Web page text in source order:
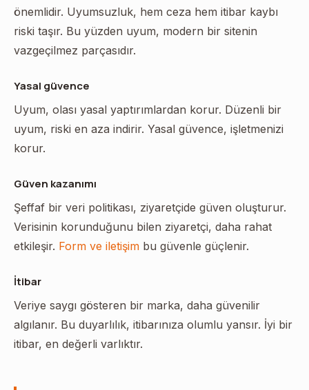
önemlidir. Uyumsuzluk, hem ceza hem itibar kaybı
riski taşır. Bu yüzden uyum, modern bir sitenin
vazgeçilmez parçasıdır.
Yasal güvence
Uyum, olası yasal yaptırımlardan korur. Düzenli bir
uyum, riski en aza indirir. Yasal güvence, işletmenizi
korur.
Güven kazanımı
Şeffaf bir veri politikası, ziyaretçide güven oluşturur.
Verisinin korunduğunu bilen ziyaretçi, daha rahat
etkileşir. Form ve iletişim bu güvenle güçlenir.
İtibar
Veriye saygı gösteren bir marka, daha güvenilir
algılanır. Bu duyarlılık, itibarınıza olumlu yansır. İyi bir
itibar, en değerli varlıktır.